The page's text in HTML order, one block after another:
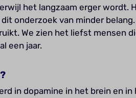
het langzaam erger wordt.
onderzoek van minder
We zien het liefst mensen
een jaar.
in dopamine in het brein en